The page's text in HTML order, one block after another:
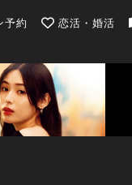
| 最新のグルメ、洗
予約 恋活・婚活